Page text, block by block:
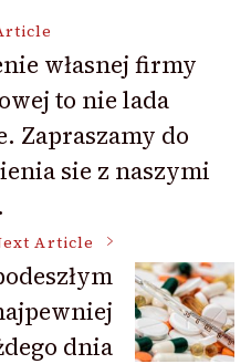
własnej firmy
to nie lada
Zapraszamy do
sie z naszymi
Article
dnia